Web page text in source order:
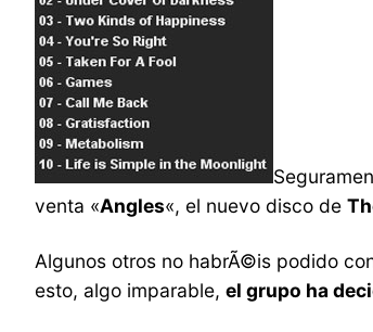
venta «Angles«, el nuevo disco de
Algunos otros no habrÃ©is podido
esto, algo imparable, el grupo ha